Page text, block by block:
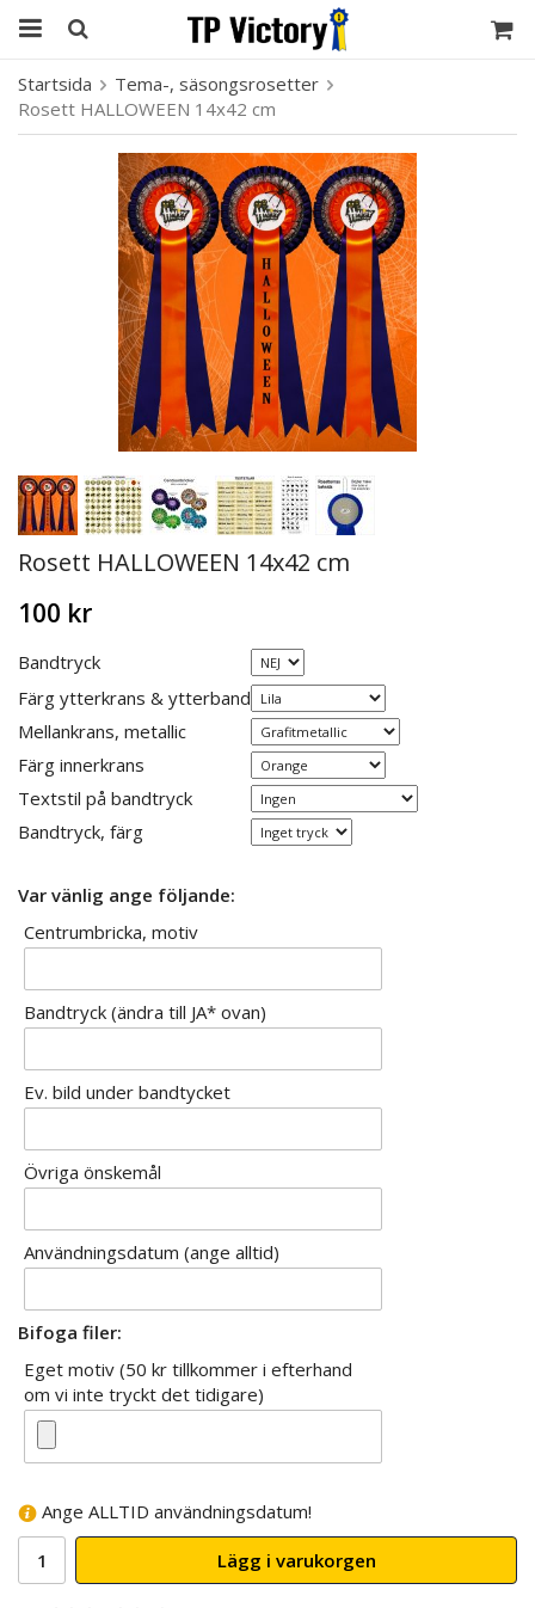
Startsida
Tema-, säsongsrosetter
Rosett HALLOWEEN 14x42 cm
Rosett HALLOWEEN 14x42 cm
100 kr
Bandtryck
Färg ytterkrans & ytterband
Mellankrans, metallic
Färg innerkrans
Textstil på bandtryck
Bandtryck, färg
Var vänlig ange följande:
Centrumbricka, motiv
Bandtryck (ändra till JA* ovan)
Ev. bild under bandtycket
Övriga önskemål
Användningsdatum (ange alltid)
Bifoga filer:
Eget motiv (50 kr tillkommer i efterhand
om vi inte tryckt det tidigare)
Ange ALLTID användningsdatum!
Lägg i varukorgen